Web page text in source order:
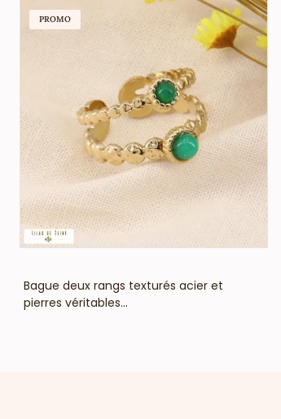
Bague deux rangs texturés acier et
pierres véritables...
PROMO